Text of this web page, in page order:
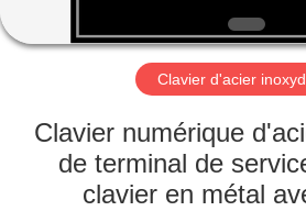
DE
NOUS
VISITE
D'USINE
Clavier d'acier
Clavier numérique
de terminal de
clavier en métal